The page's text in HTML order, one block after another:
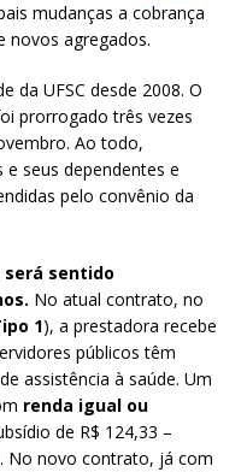
mudanças a cobrança
novos agregados.
da UFSC desde 2008. O
prorrogado três vezes
Ao todo,
seus dependentes e
pelo convênio da
sentido
No atual contrato, no
1), a prestadora recebe
públicos têm
assistência à saúde. Um
renda igual ou
de R$ 124,33 –
No novo contrato, já com